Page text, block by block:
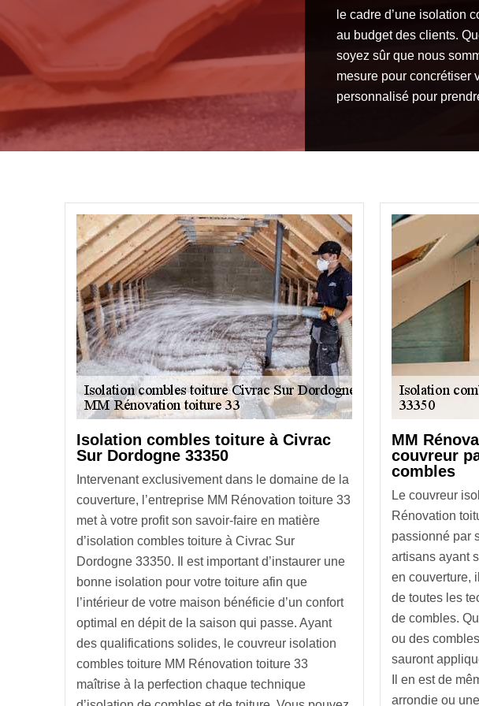
le cadre d’une isolation
au budget des clients.
soyez sûr que nous
mesure pour concrétiser
personnalisé pour
Isolation combles toiture à Civrac
Sur Dordogne 33350
Intervenant exclusivement dans le domaine de la
couverture, l’entreprise MM Rénovation toiture 33
met à votre profit son savoir-faire en matière
d’isolation combles toiture à Civrac Sur
Dordogne 33350. Il est important d’instaurer une
bonne isolation pour votre toiture afin que
l’intérieur de votre maison bénéficie d’un confort
optimal en dépit de la saison qui passe. Ayant
des qualifications solides, le couvreur isolation
combles toiture MM Rénovation toiture 33
maîtrise à la perfection chaque technique
MM
couvreur
combles
Le couvreur
Rénovation
passionné par
artisans ayant
en couverture,
de toutes les
de combles.
ou des
sauront
Il en est de
arrondie ou